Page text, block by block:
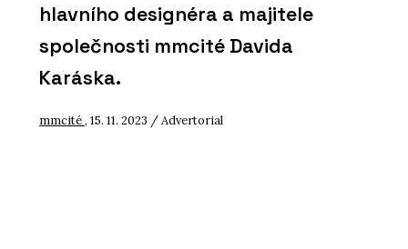
hlavního designéra a majitele
společnosti mmcité Davida
Karáska.
mmcité , 15. 11. 2023 / Advertorial